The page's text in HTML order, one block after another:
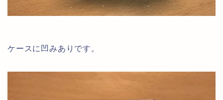
ケースに凹みありです。